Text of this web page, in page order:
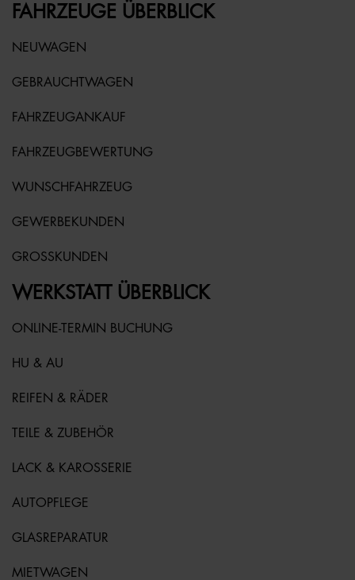
FAHRZEUGE ÜBERBLICK
NEUWAGEN
GEBRAUCHTWAGEN
FAHRZEUGANKAUF
FAHRZEUGBEWERTUNG
WUNSCHFAHRZEUG
GEWERBEKUNDEN
GROSSKUNDEN
WERKSTATT ÜBERBLICK
ONLINE-TERMIN BUCHUNG
HU & AU
REIFEN & RÄDER
TEILE & ZUBEHÖR
LACK & KAROSSERIE
AUTOPFLEGE
GLASREPARATUR
MIETWAGEN